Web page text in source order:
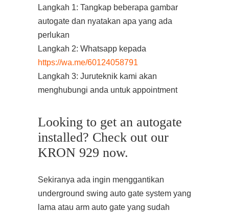
Langkah 1: Tangkap beberapa gambar
autogate dan nyatakan apa yang ada
perlukan
Langkah 2: Whatsapp kepada
https://wa.me/60124058791
Langkah 3: Juruteknik kami akan
menghubungi anda untuk appointment
Looking to get an autogate
installed? Check out our
KRON 929 now.
Sekiranya ada ingin menggantikan
underground swing auto gate system yang
lama atau arm auto gate yang sudah